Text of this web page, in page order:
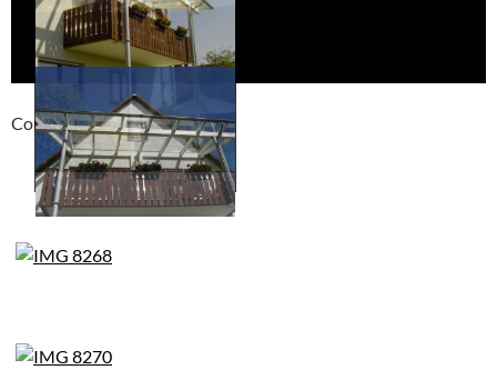
Compackt album